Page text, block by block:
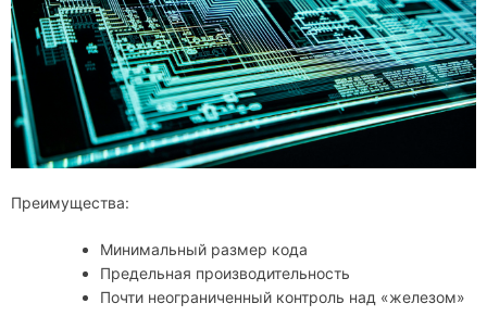
Преимущества:
Минимальный размер кода
Предельная производительность
Почти неограниченный контроль над «железом»